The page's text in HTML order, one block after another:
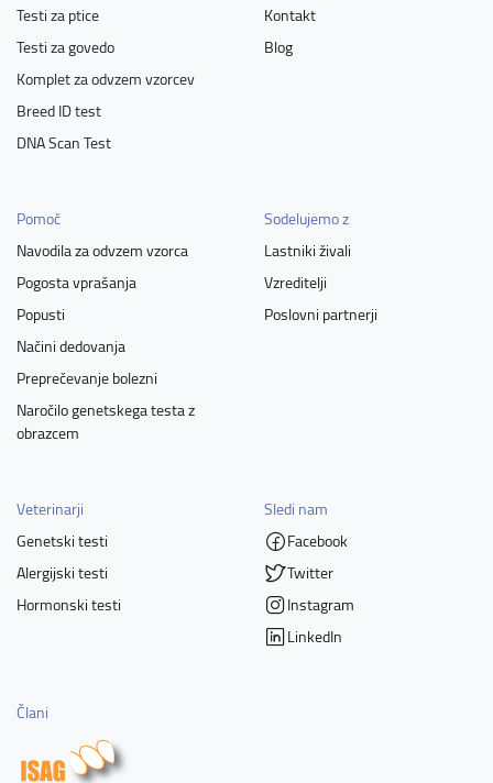
Testi za ptice
Testi za govedo
Komplet za odvzem vzorcev
Breed ID test
DNA Scan Test
Kontakt
Blog
Pomoč
Navodila za odvzem vzorca
Pogosta vprašanja
Popusti
Načini dedovanja
Preprečevanje bolezni
Naročilo genetskega testa z
obrazcem
Sodelujemo z
Lastniki živali
Vzreditelji
Poslovni partnerji
Veterinarji
Genetski testi
Alergijski testi
Hormonski testi
Sledi nam
Facebook
Twitter
Instagram
LinkedIn
Člani